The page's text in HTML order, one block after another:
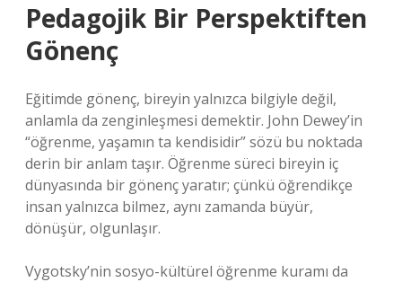
Pedagojik Bir Perspektiften
Gönenç
Eğitimde gönenç, bireyin yalnızca bilgiyle değil,
anlamla da zenginleşmesi demektir. John Dewey’in
“öğrenme, yaşamın ta kendisidir” sözü bu noktada
derin bir anlam taşır. Öğrenme süreci bireyin iç
dünyasında bir gönenç yaratır; çünkü öğrendikçe
insan yalnızca bilmez, aynı zamanda büyür,
dönüşür, olgunlaşır.
Vygotsky’nin sosyo-kültürel öğrenme kuramı da